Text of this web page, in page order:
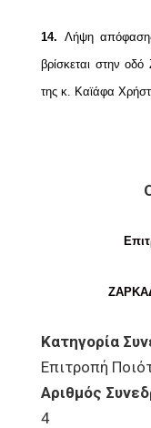
14. Λήψη
βρίσκεται στην
της κ. Καϊάφα
Κατηγορία
Επιτροπή
Αριθμός
4